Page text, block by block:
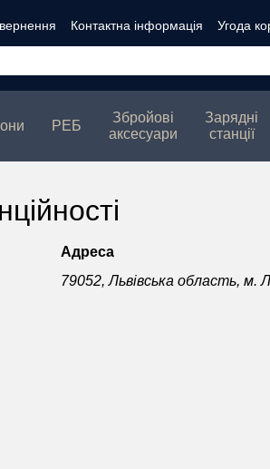
Контактна інформація
Угода
РЕБ
Збройові
аксесуари
Зарядні
станції
Адреса
79052, Львівська область, м.